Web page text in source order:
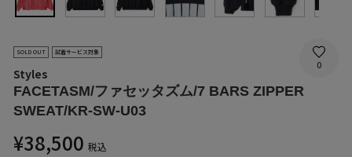
SOLD OUT 試着サービス対象
0
Styles
FACETASM/ファセッタズム/7 BARS ZIPPER
SWEAT/KR-SW-U03
通
常
¥38,500 税込